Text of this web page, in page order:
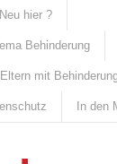
Neu hier ?
Behinderung
mit
In den